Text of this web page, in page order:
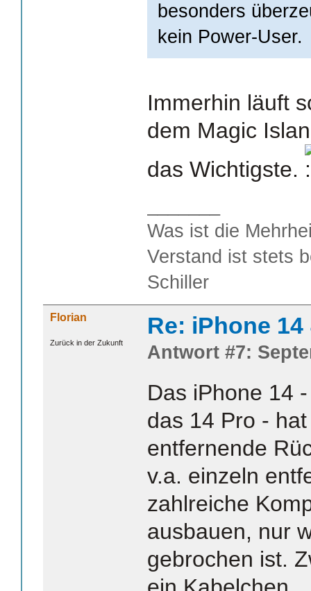
besonders
kein Power-User.
Immerhin läuft
dem Magic
das Wichtigste.
Was ist die
Verstand ist stets
Schiller
Florian
Zurück in der Zukunft
Re: iPhone
Antwort #7:
Das iPhone 14
das 14 Pro -
entfernende
v.a. einzeln
zahlreiche
ausbauen, nur
gebrochen ist.